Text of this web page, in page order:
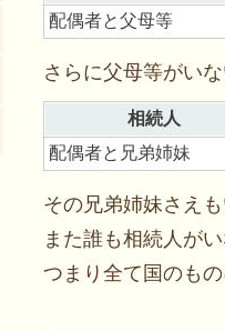
配偶者と父母等
さらに父母等がい
相続人
配偶者と兄弟姉妹
その兄弟姉妹さえ
また誰も相続人が
つまり全て国のも